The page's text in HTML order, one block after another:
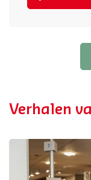
Verhalen